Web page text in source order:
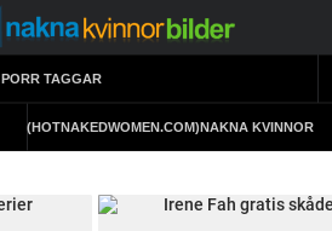
PORR TAGGAR
(HOTNAKEDWOMEN.COM)NAKNA KVINNOR